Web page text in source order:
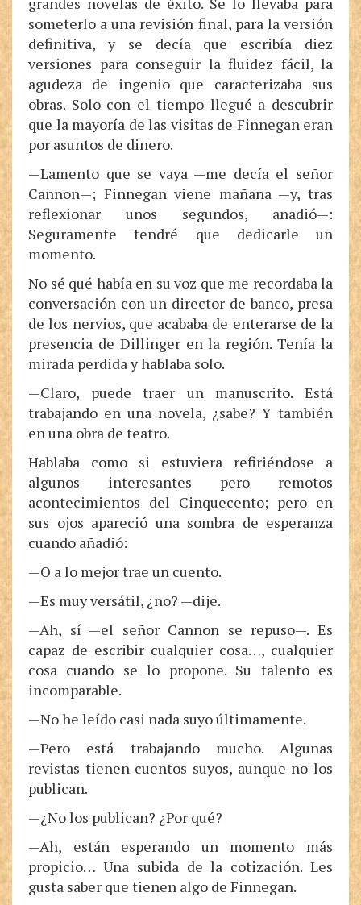
someterlo a una revisión final, para la versión
definitiva, y se decía que escribía diez
versiones para conseguir la fluidez fácil, la
agudeza de ingenio que caracterizaba sus
obras. Solo con el tiempo llegué a descubrir
que la mayoría de las visitas de Finnegan eran
por asuntos de dinero.
—Lamento que se vaya —me decía el señor
Cannon—; Finnegan viene mañana —y, tras
reflexionar unos segundos, añadió—:
Seguramente tendré que dedicarle un
momento.
No sé qué había en su voz que me recordaba la
conversación con un director de banco, presa
de los nervios, que acababa de enterarse de la
presencia de Dillinger en la región. Tenía la
mirada perdida y hablaba solo.
—Claro, puede traer un manuscrito. Está
trabajando en una novela, ¿sabe? Y también
en una obra de teatro.
Hablaba como si estuviera refiriéndose a
algunos interesantes pero remotos
acontecimientos del Cinquecento; pero en
sus ojos apareció una sombra de esperanza
cuando añadió:
—O a lo mejor trae un cuento.
—Es muy versátil, ¿no? —dije.
—Ah, sí —el señor Cannon se repuso—. Es
capaz de escribir cualquier cosa…, cualquier
cosa cuando se lo propone. Su talento es
incomparable.
—No he leído casi nada suyo últimamente.
—Pero está trabajando mucho. Algunas
revistas tienen cuentos suyos, aunque no los
publican.
—¿No los publican? ¿Por qué?
—Ah, están esperando un momento más
propicio… Una subida de la cotización. Les
gusta saber que tienen algo de Finnegan.